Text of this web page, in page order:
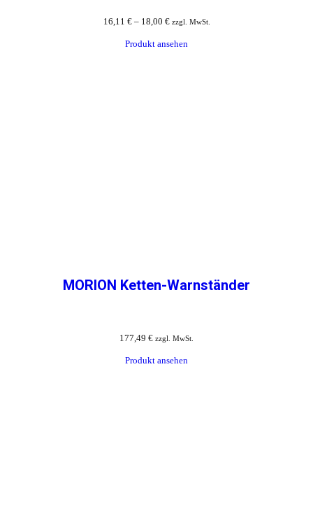
16,11 €– 18,00 € zzgl. MwSt.
Produkt ansehen
MORION Ketten-Warnständer
177,49 € zzgl. MwSt.
Produkt ansehen